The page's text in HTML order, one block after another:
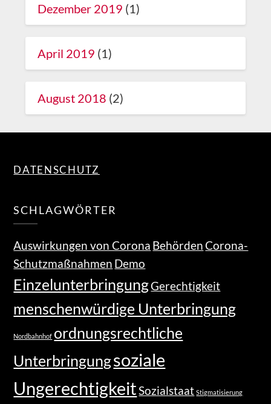
Dezember 2019 (1)
April 2019 (1)
August 2018 (2)
DATENSCHUTZ
SCHLAGWÖRTER
Auswirkungen von Corona BehördenCorona-
Schutzmaßnahmen Demo
EinzelunterbringungGerechtigkeit
menschenwürdige Unterbringung
Nordbahnhof ordnungsrechtliche
Unterbringungsoziale
Ungerechtigkeit Sozialstaat Stigmatisierung